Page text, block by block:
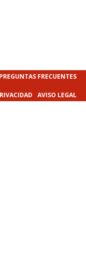
PREGUNTAS FRECUENTES
AVISO LEGAL